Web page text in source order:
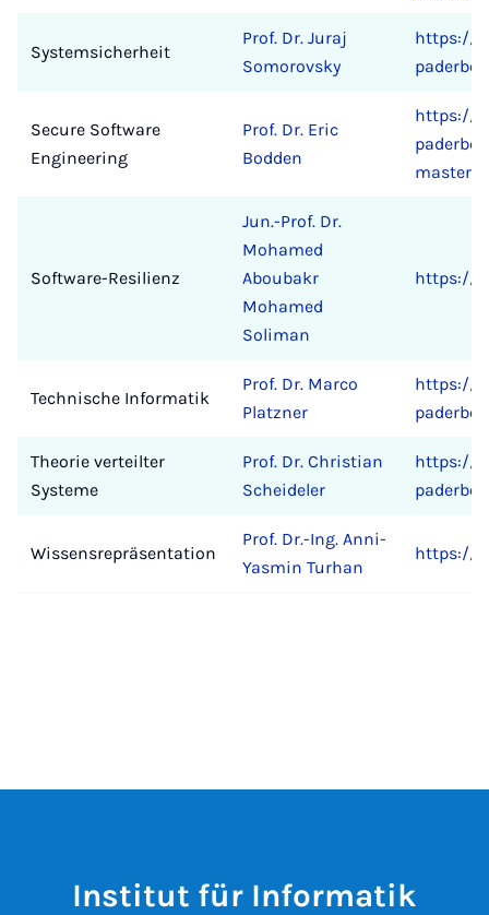
Systemsicherheit
Prof. Dr. Juraj
Somorovsky
https://
Secure Software
Engineering
Prof. Dr. Eric
Bodden
https://
Software-Resilienz
Jun.-Prof. Dr.
Mohamed
Aboubakr
Mohamed
Soliman
https://
Technische Informatik
Prof. Dr. Marco
Platzner
https://
Theorie verteilter
Systeme
Prof. Dr. Christian
Scheideler
https://
Wissensrepräsentation
Prof. Dr.-Ing. Anni-
Yasmin Turhan
https://
Institut für Informatik